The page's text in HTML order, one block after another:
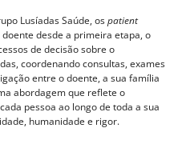
Lusíadas Saúde, ospatient
desde a primeira etapa, o
de decisão sobre o
coordenando consultas, exames
entre o doente, a sua família
abordagem que reflete o
pessoa ao longo de toda a sua
humanidade e rigor.